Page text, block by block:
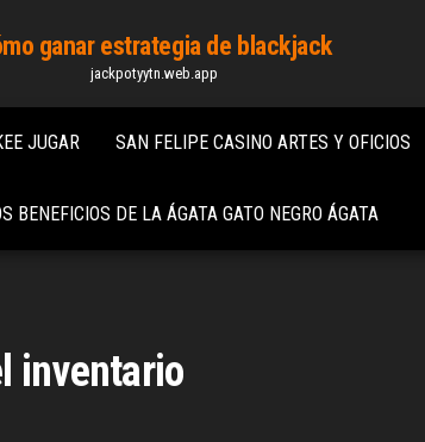
ganar estrategia de blackjack
jackpotyytn.web.app
JUGAR SAN FELIPE CASINO ARTES Y OFICIOS
BENEFICIOS DE LA ÁGATA GATO NEGRO ÁGATA
inventario